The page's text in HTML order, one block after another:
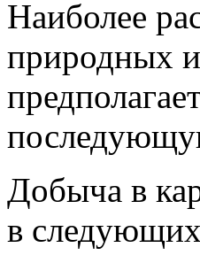
Наиболее
природных
Добыча в
в